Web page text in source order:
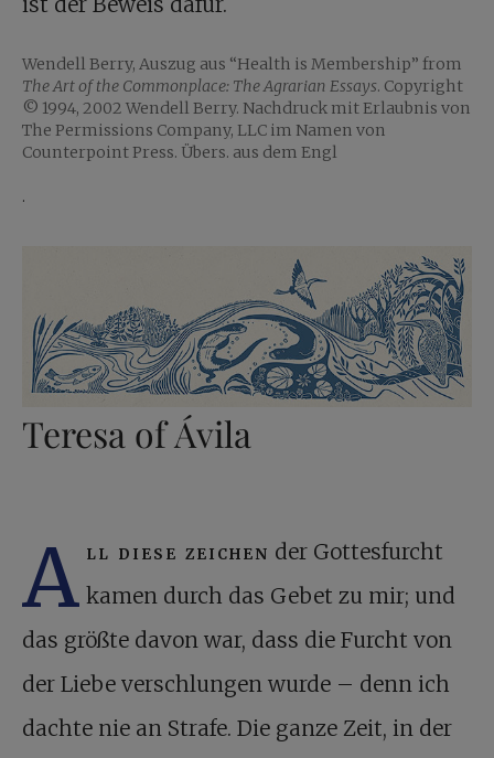
Wendell Berry, Auszug aus “Health is Membership” from
The Art of the Commonplace: The Agrarian Essays. Copyright
© 1994, 2002 Wendell Berry. Nachdruck mit Erlaubnis von
The ­Permissions Company, LLC im Namen von
Counterpoint Press. Übers. aus dem Engl
.
Teresa of Ávila
A ll diese zeichen der Gottesfurcht
kamen durch das Gebet zu mir; und
das größte davon war, dass die Furcht von
der Liebe verschlungen wurde – denn ich
dachte nie an Strafe. Die ganze Zeit, in der